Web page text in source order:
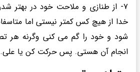
۷- از طنازی و ملاحت خود در بهتر
خدا از هیچ کس کمتر نیستی اما
شود و خود را گم می کنی وگرنه هر
انجام آن هستی. پس حرکت کن یا علی.